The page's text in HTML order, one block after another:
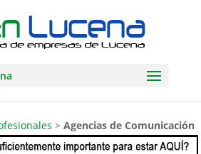
>Agencias de Comunicación